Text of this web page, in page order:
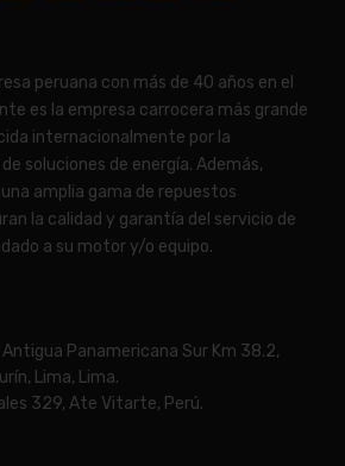
peruana con más de 40 años en el
es la empresa carrocera más grande
internacionalmente por la
soluciones de energía. Además,
amplia gama de repuestos
la calidad y garantía del servicio de
a su motor y/o equipo.
Panamericana Sur Km 38.2,
Lima, Lima.
329, Ate Vitarte, Perú.